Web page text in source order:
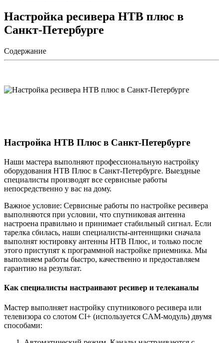
Настройка ресивера НТВ плюс в
Санкт-Петербурге
Содержание
Настройка НТВ Плюс в Санкт-Петербурге
Наши мастера выполняют профессиональную настройку
оборудования НТВ Плюс в Санкт-Петербурге. Выездные
специалисты производят все сервисные работы
непосредственно у вас на дому.
Важное условие: Сервисные работы по настройке ресивера
выполняются при условии, что спутниковая антенна
настроена правильно и принимает стабильный сигнал. Если
тарелка сбилась, наши специалисты-антеннщики сначала
выполнят юстировку антенны НТВ Плюс, и только после
этого приступят к программной настройке приемника. Мы
выполняем работы быстро, качественно и предоставляем
гарантию на результат.
Как специалисты настраивают ресивер и телеканалы
Мастер выполняет настройку спутникового ресивера или
телевизора со слотом CI+ (используется CAM-модуль) двумя
способами: